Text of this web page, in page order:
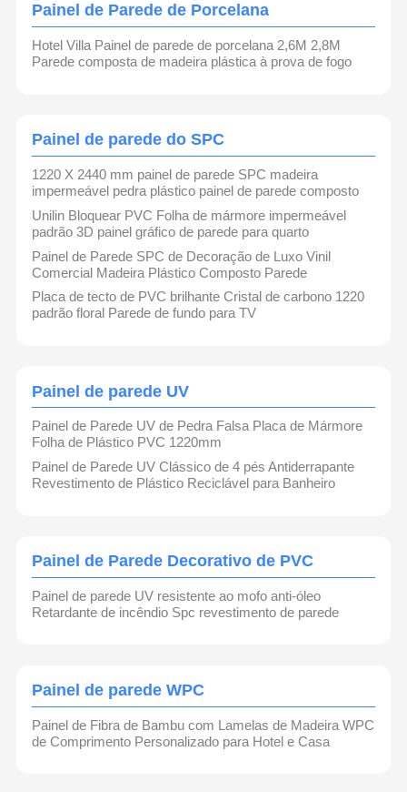
Quem
Somos
Fábrica
Controle De
Qualidade
Fale
Conosco
Painel de Parede Decorativo de PVC
Painel de parede WPC
painel de parede 3d
painéis de parede de fibras de bambu
Painéis de parede acústicos
Painel de Parede de Porcelana
Painel de parede UV
Painel de Parede de Porcelana
Hotel Villa Painel de parede de porcelana 2,6M 2,8M
Parede composta de madeira plástica à prova de fogo
Painel de parede do SPC
1220 X 2440 mm painel de parede SPC madeira
impermeável pedra plástico painel de parede composto
Unilin Bloquear PVC Folha de mármore impermeável
padrão 3D painel gráfico de parede para quarto
Painel de Parede SPC de Decoração de Luxo Vinil
Comercial Madeira Plástico Composto Parede
Placa de tecto de PVC brilhante Cristal de carbono 1220
padrão floral Parede de fundo para TV
Painel de parede UV
Painel de Parede UV de Pedra Falsa Placa de Mármore
Folha de Plástico PVC 1220mm
Painel de Parede UV Clássico de 4 pés Antiderrapante
Revestimento de Plástico Reciclável para Banheiro
Painel de Parede Decorativo de PVC
Painel de parede UV resistente ao mofo anti-óleo
Retardante de incêndio Spc revestimento de parede
Painel de parede WPC
Painel de Fibra de Bambu com Lamelas de Madeira WPC
de Comprimento Personalizado para Hotel e Casa
Perfil da Empresa
construção ecológicos. Com mais de 15 anos de
experiência profissional em fabricação na indústria de
compósitos de madeira-plástico (WPC), construímos uma
base de produção moderna com oficinas padronizadas,
equipamentos inteligentes e um rigoroso sistema de
controle de qualidade.